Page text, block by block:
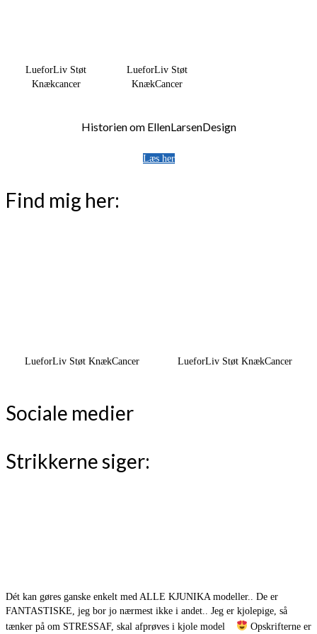
LueforLiv Støt
Knækcancer
LueforLiv Støt
KnækCancer
Historien om EllenLarsenDesign
Læs her
Find mig her:
LueforLiv Støt KnækCancer LueforLiv Støt KnækCancer
Sociale medier
Strikkerne siger:
Dét kan gøres ganske enkelt med ALLE KJUNIKA modeller.. De er
FANTASTISKE, jeg bor jo nærmest ikke i andet.. Jeg er kjolepige, så
tænker på om STRESSAF, skal afprøves i kjole model
Opskrifterne er